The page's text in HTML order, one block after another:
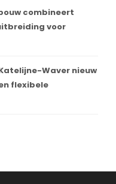
combineert
voor
Waver nieuw
flexibele